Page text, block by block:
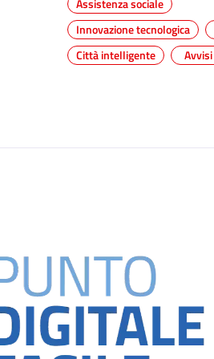
Assistenza sociale
Innovazione tecnologica
Città intelligente
Avvisi